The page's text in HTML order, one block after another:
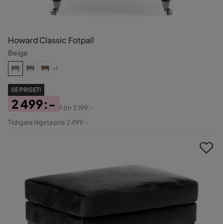
Howard Classic Fotpall
Beige
+1
SE PRISET!
Pris
2 499:-
Original
Förr3 199:-
Tidigare lägsta pris 2 499:-